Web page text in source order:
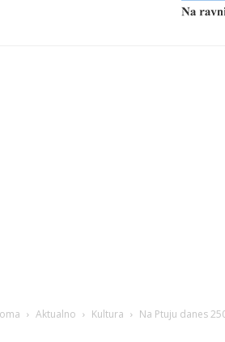
Aktualno Kultura Na Ptuju danes